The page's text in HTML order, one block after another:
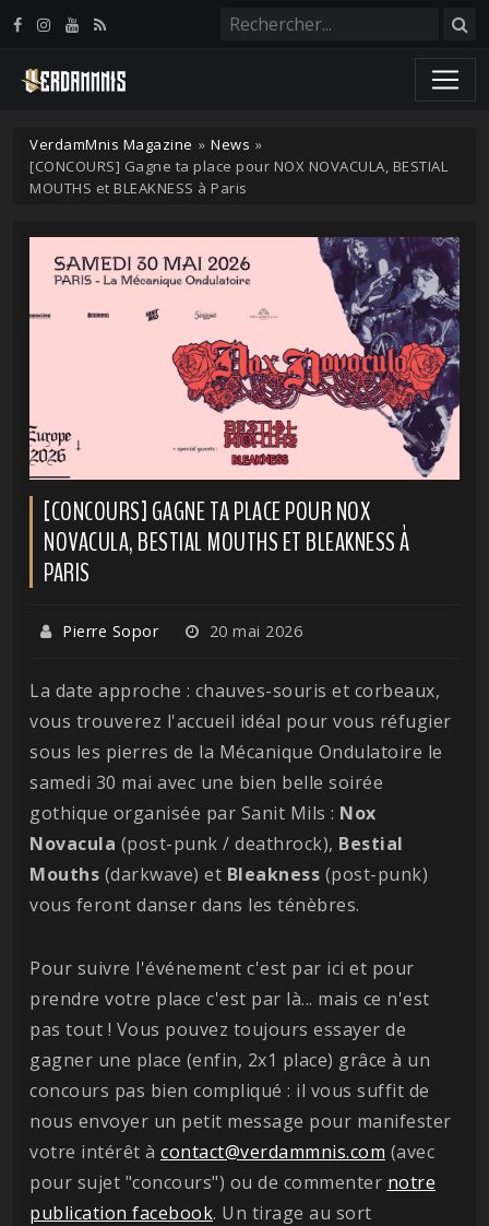
VerdamMnis Magazine » News »
[CONCOURS] Gagne ta place pour NOX NOVACULA, BESTIAL
MOUTHS et BLEAKNESS à Paris
[CONCOURS] GAGNE TA PLACE POUR NOX
NOVACULA, BESTIAL MOUTHS ET BLEAKNESS À
PARIS
Pierre Sopor 20 mai 2026
La date approche : chauves-souris et corbeaux,
vous trouverez l'accueil idéal pour vous réfugier
sous les pierres de la Mécanique Ondulatoire le
samedi 30 mai avec une bien belle soirée
gothique organisée par Sanit Mils : Nox
Novacula (post-punk / deathrock), Bestial
Mouths (darkwave) et Bleakness (post-punk)
vous feront danser dans les ténèbres.
Pour suivre l'événement c'est par ici et pour
prendre votre place c'est par là... mais ce n'est
pas tout ! Vous pouvez toujours essayer de
gagner une place (enfin, 2x1 place) grâce à un
concours pas bien compliqué : il vous suffit de
nous envoyer un petit message pour manifester
votre intérêt à contact@verdammnis.com (avec
pour sujet "concours") ou de commenter notre
publication facebook. Un tirage au sort
Panneau de gestion des cookies